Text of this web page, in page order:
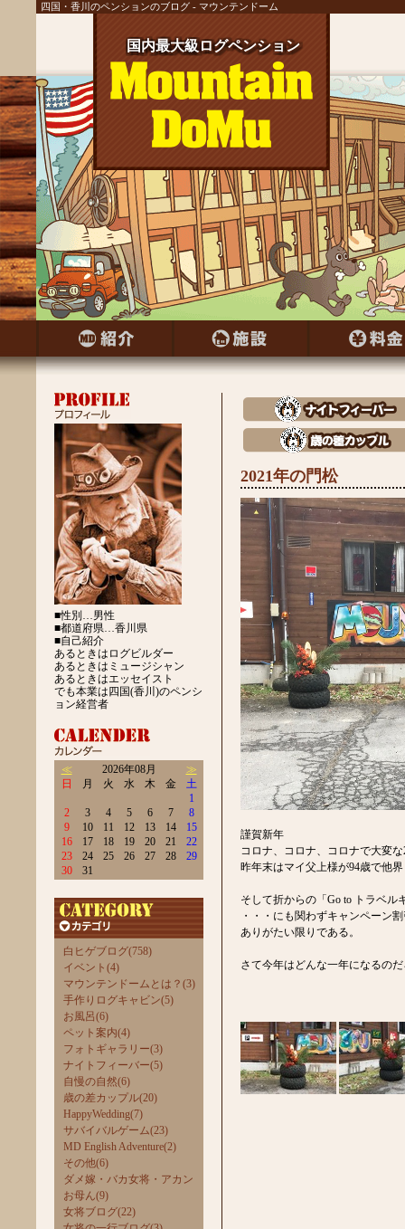
四国・香川のペンションのブログ - マウンテンドーム
国内最大級ログペンション
国内最大級ログペンション
国内最大級ログペンション
国内最大級ログペンション
国内最大級ログペンション
国内最大級ログペンション
国内最大級ログペンション
国内最大級ログペンション
国内最大級ログペンション
国内最大級ログペンション
国内最大級ログペンション
国内最大級ログペンション
国内最大級ログペンション
国内最大級ログペンション
国内最大級ログペンション
国内最大級ログペンション
国内最大級ログペンション
国内最大級ログペンション
国内最大級ログペンション
国内最大級ログペンション
国内最大級ログペンション
国内最大級ログペンション
国内最大級ログペンション
国内最大級ログペンション
国内最大級ログペンション
■性別…男性
■都道府県…香川県
■自己紹介
あるときはログビルダー
あるときはミュージシャン
あるときはエッセイスト
でも本業は四国(香川)のペンシ
ョン経営者
≪ 2026年08月
≫
日
月 火 水 木 金
土
1
2
3 4 5 6 7
8
9
10 11 12 13 14
15
16
17 18 19 20 21
22
23
24 25 26 27 28
29
30
31
白ヒゲブログ(758)
イベント(4)
マウンテンドームとは？(3)
手作りログキャビン(5)
お風呂(6)
ペット案内(4)
フォトギャラリー(3)
ナイトフィーバー(5)
自慢の自然(6)
歳の差カップル(20)
HappyWedding(7)
サバイバルゲーム(23)
MD English Adventure(2)
その他(6)
ダメ嫁・バカ女将・アカン
お母ん(9)
女将ブログ(22)
2021年の門松
謹賀新年
コロナ、コロナ、コロナで大変
昨年末はマイ父上様が94歳で他
そして折からの「Go to トラベ
・・・にも関わずキャンペーン
ありがたい限りである。
さて今年はどんな一年になるの